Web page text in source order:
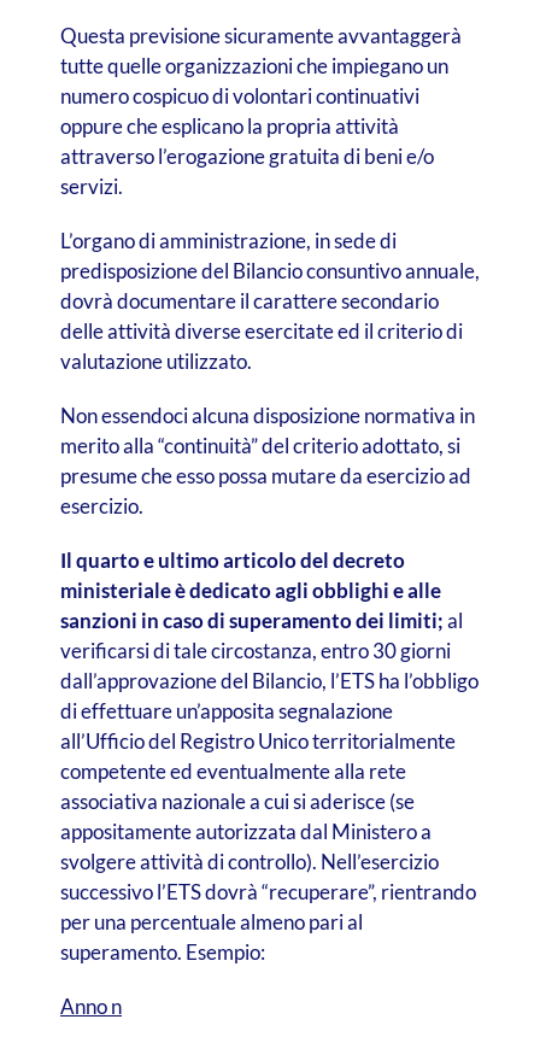
Questa previsione sicuramente avvantaggerà
tutte quelle organizzazioni che impiegano un
numero cospicuo di volontari continuativi
oppure che esplicano la propria attività
attraverso l’erogazione gratuita di beni e/o
servizi.
L’organo di amministrazione, in sede di
predisposizione del Bilancio consuntivo annuale,
dovrà documentare il carattere secondario
delle attività diverse esercitate ed il criterio di
valutazione utilizzato.
Non essendoci alcuna disposizione normativa in
merito alla “continuità” del criterio adottato, si
presume che esso possa mutare da esercizio ad
esercizio.
Il quarto e ultimo articolo del decreto
ministeriale è dedicato agli obblighi e alle
sanzioni in caso di superamento dei limiti;al
verificarsi di tale circostanza, entro 30 giorni
dall’approvazione del Bilancio, l’ETS ha l’obbligo
di effettuare un’apposita segnalazione
all’Ufficio del Registro Unico territorialmente
competente ed eventualmente alla rete
associativa nazionale a cui si aderisce (se
appositamente autorizzata dal Ministero a
svolgere attività di controllo). Nell’esercizio
successivo l’ETS dovrà “recuperare”, rientrando
per una percentuale almeno pari al
superamento. Esempio:
Anno n